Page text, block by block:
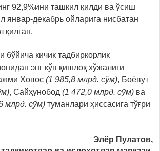
92,9%ини ташкил қилди ва ўсиш
январ-декабрь ойларига нисбатан
қилган.
бўйича кичик тадбиркорлик
энг кўп қишлоқ хўжалиги
Ховос (1 985,8 млрд. сўм), Боёвут
, Сайҳунобод (1 472,0 млрд. сўм) ва
млрд. сўм) туманлари ҳиссасига тўғри
Элёр Пулатов,